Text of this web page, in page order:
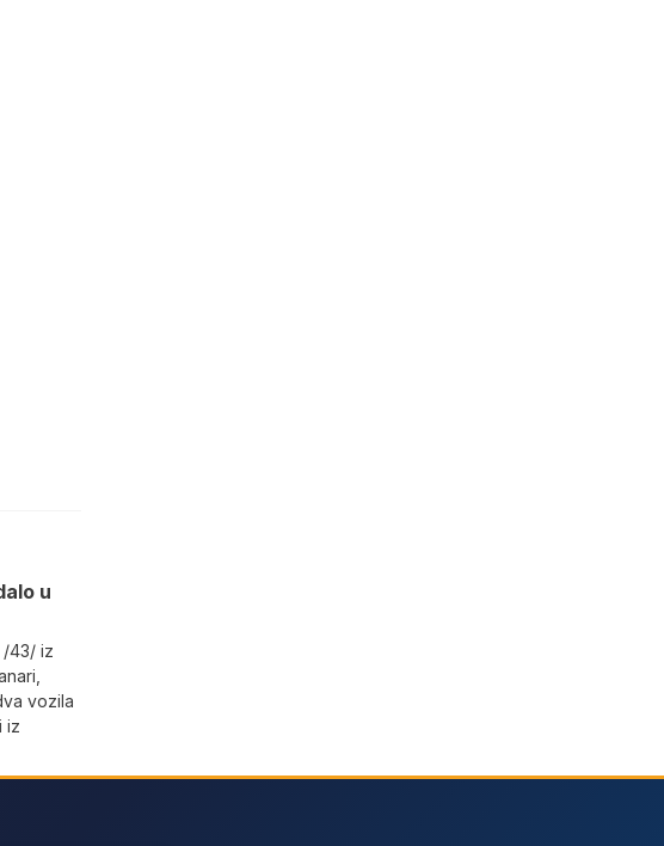
u
/43/ iz
vozila
iz